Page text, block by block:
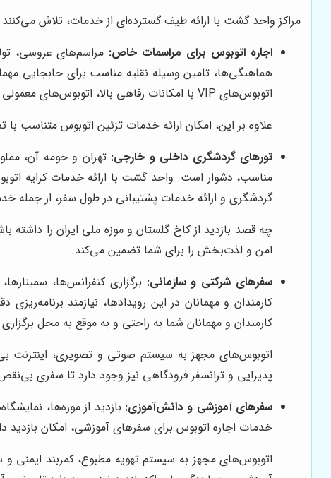
مراکز واحد گشت با ارائه طیف گسترده‌ای از خدمات، تلاش
اجاره اتوبوس برای مراسمات خاص: مراسم‌های عروسی،
هماهنگی‌ها، تامین وسیله نقلیه مناسب برای جابجایی
اتوبوس‌های VIP با امکانات رفاهی بالا، اتوبوس‌های معمولی برای جابجایی‌های اقتصادی‌تر و مینی‌بوس‌ها برای گروه‌های کوچک‌تر، همگی در دسترس شما هستند.
علاوه بر این، امکان ارائه خدمات تزئین اتوبوس متناسب
تورهای گردشگری داخلی و خارجی: تهران و حومه آن،
مناسب، دشوار است. واحد گشت با ارائه خدمات کرایه
گردشگری و ارائه خدمات پشتیبانی در طول سفر، از جمله
چه قصد بازدید از کاخ گلستان و موزه ملی ایران را
امن و لذت‌بخش را برای شما تضمین می‌کند.
سفرهای شرکتی و سازمانی: برگزاری کنفرانس‌ها،
کارمندان و مهمانان در این رویدادها، نیازمند
کارمندان و مهمانان شما به راحتی و به موقع به محل
اتوبوس‌های مجهز به سیستم صوتی و تصویری، اینترنت
پذیرایی و ترانسفر فرودگاهی نیز وجود دارد تا سفری
سفرهای آموزشی و دانش‌آموزی: بازدید از موزه‌ها،
خدمات اجاره اتوبوس برای سفرهای آموزشی، امکان بازدید
اتوبوس‌های مجهز به سیستم تهویه مطبوع، کمربند ایمنی